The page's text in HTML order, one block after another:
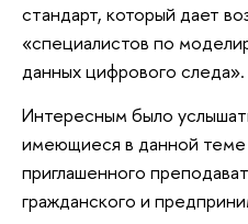
стандарт, который дает
«специалистов по
данных цифрового следа».
Интересным было
имеющиеся в данной
приглашенного
гражданского и